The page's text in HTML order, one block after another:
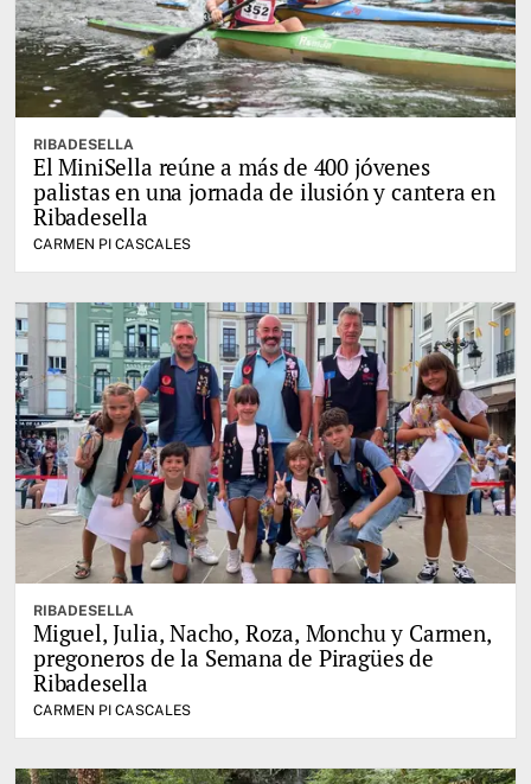
RIBADESELLA
El MiniSella reúne a más de 400 jóvenes
palistas en una jornada de ilusión y cantera en
Ribadesella
CARMEN PI CASCALES
RIBADESELLA
Miguel, Julia, Nacho, Roza, Monchu y Carmen,
pregoneros de la Semana de Piragües de
Ribadesella
CARMEN PI CASCALES